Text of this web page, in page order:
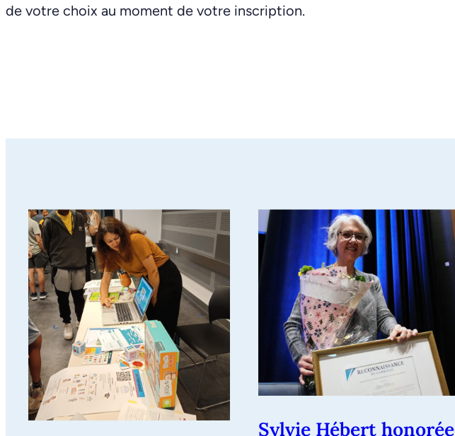
de votre choix au moment de votre inscription.
Sylvie Hébert honorée